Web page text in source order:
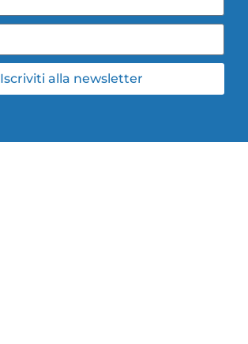
Iscriviti alla newsletter